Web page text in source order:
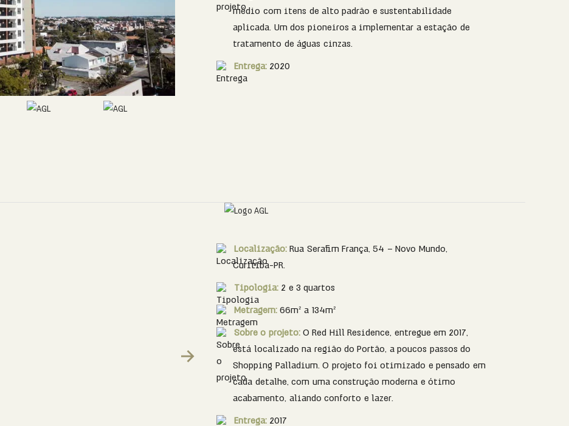
médio com itens de alto padrão e sustentabilidade
aplicada. Um dos pioneiros a implementar a estação de
tratamento de águas cinzas.
Entrega: 2020
Next
Localização: Rua Serafim França, 54 – Novo Mundo,
Curitiba-PR.
Tipologia: 2 e 3 quartos
Metragem:66m² a 134m²
Sobre o projeto: O Red Hill Residence, entregue em 2017,
está localizado na região do Portão, a poucos passos do
Shopping Palladium. O projeto foi otimizado e pensado em
cada detalhe, com uma construção moderna e ótimo
acabamento, aliando conforto e lazer.
Entrega: 2017